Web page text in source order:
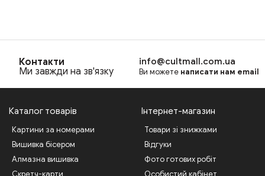
Контакти
Ми завжди на зв'язку
info@cultmall.com.ua
Ви можете написати нам email
Каталог товарів
Картини за номерами
Вишивка бісером
Алмазна вишивка
Скретч-карти
Інтернет-магазин
Товари зі знижками
Відгуки
Фото готових робіт
Особистий кабінет